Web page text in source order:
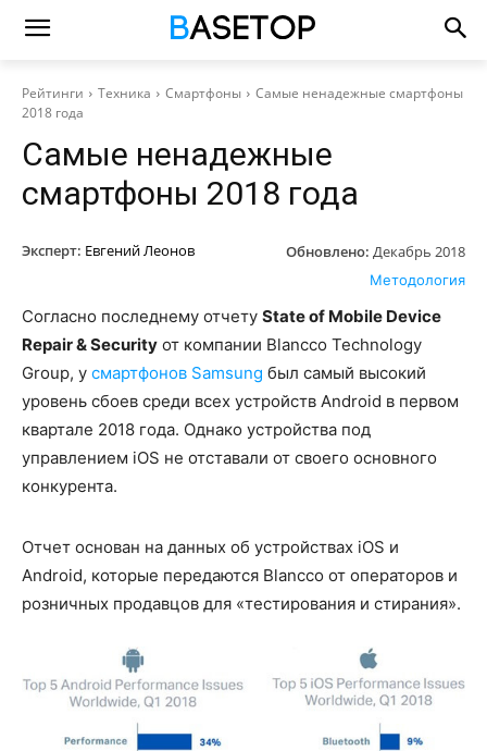
Рейтинги Техника Смартфоны
Самые ненадежные смартфоны
2018 года
Самые ненадежные
смартфоны 2018 года
Эксперт: Евгений Леонов Обновлено: Декабрь 2018
Методология
Согласно последнему отчету State of Mobile Device
Repair & Security от компании Blancco Technology
Group, у смартфонов Samsung был самый высокий
уровень сбоев среди всех устройств Android в первом
квартале 2018 года. Однако устройства под
управлением iOS не отставали от своего основного
конкурента.
Отчет основан на данных об устройствах iOS и
Android, которые передаются Blancco от операторов и
розничных продавцов для «тестирования и стирания».